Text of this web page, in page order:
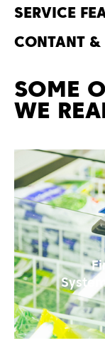
SERVICE
CONTANT &
SOME
WE